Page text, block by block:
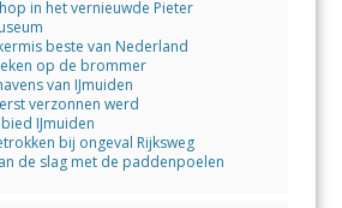
in het vernieuwde Pieter
beste van Nederland
op de brommer
van IJmuiden
verzonnen werd
IJmuiden
bij ongeval Rijksweg
de slag met de paddenpoelen